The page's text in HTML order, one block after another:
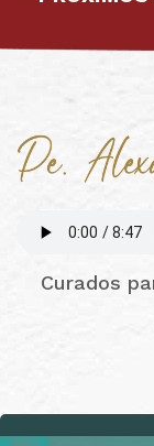
Curados